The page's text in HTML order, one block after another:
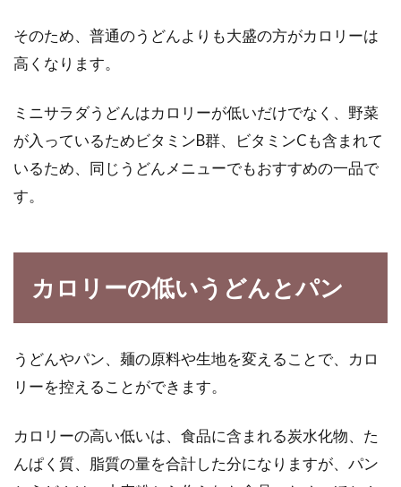
そのため、普通のうどんよりも大盛の方がカロリーは
高くなります。
ミニサラダうどんはカロリーが低いだけでなく、野菜
が入っているためビタミンB群、ビタミンCも含まれて
いるため、同じうどんメニューでもおすすめの一品で
す。
カロリーの低いうどんとパン
うどんやパン、麺の原料や生地を変えることで、カロ
リーを控えることができます。
カロリーの高い低いは、食品に含まれる炭水化物、た
んぱく質、脂質の量を合計した分になりますが、パン